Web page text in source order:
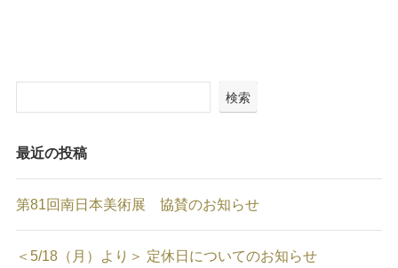
検索
最近の投稿
第81回南日本美術展 協賛のお知らせ
＜5/18（月）より＞ 定休日についてのお知らせ